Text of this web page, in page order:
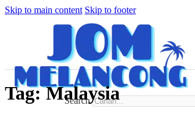
Skip to main content Skip to footer
Search
Tag:Malaysia